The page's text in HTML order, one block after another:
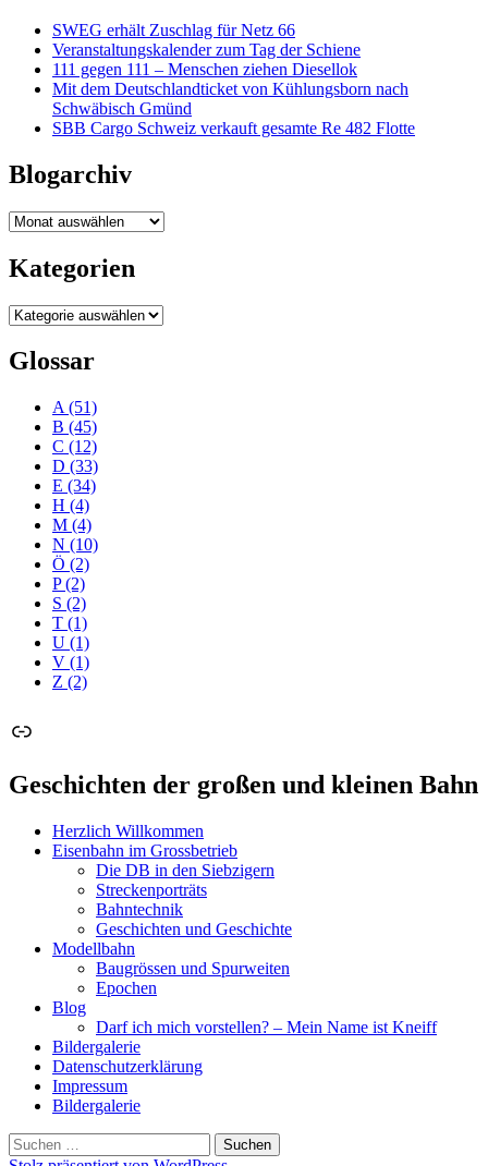
SWEG erhält Zuschlag für Netz 66
Veranstaltungskalender zum Tag der Schiene
111 gegen 111 – Menschen ziehen Diesellok
Mit dem Deutschlandticket von Kühlungsborn nach
Schwäbisch Gmünd
SBB Cargo Schweiz verkauft gesamte Re 482 Flotte
Blogarchiv
Blogarchiv
Kategorien
Kategorien
Glossar
A (51)
B (45)
C (12)
D (33)
E (34)
H (4)
M (4)
N (10)
Ö (2)
P(2)
S (2)
T (1)
U (1)
V (1)
Z (2)
Link
Geschichten der großen und kleinen Bahn
Herzlich Willkommen
Eisenbahn im Grossbetrieb
Die DB in den Siebzigern
Streckenporträts
Bahntechnik
Geschichten und Geschichte
Modellbahn
Baugrössen und Spurweiten
Epochen
Blog
Darf ich mich vorstellen? – Mein Name ist Kneiff
Bildergalerie
Datenschutzerklärung
Impressum
Bildergalerie
Suchen
nach: